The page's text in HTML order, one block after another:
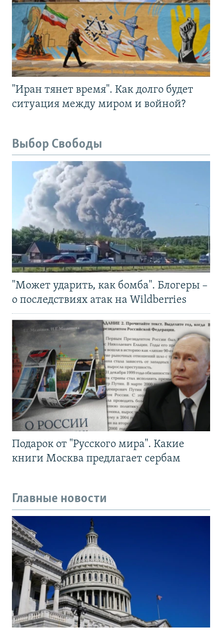
"Иран тянет время". Как долго будет
ситуация между миром и войной?
Выбор Свободы
"Может ударить, как бомба". Блогеры –
о последствиях атак на Wildberries
Подарок от "Русского мира". Какие
книги Москва предлагает сербам
Главные новости